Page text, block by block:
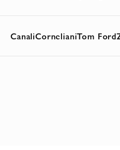
CanaliCornelianiTom Ford